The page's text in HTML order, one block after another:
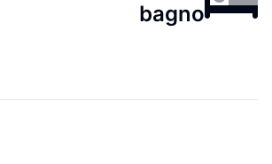
bagno